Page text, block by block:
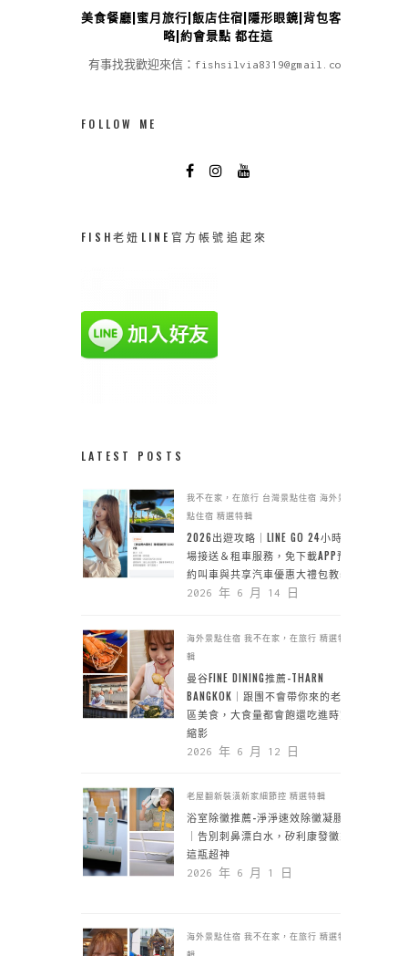
美食餐廳|蜜月旅行|飯店住宿|隱形眼鏡|背包客攻
略|約會景點 都在這
有事找我歡迎來信：fishsilvia8319@gmail.com
FOLLOW ME
FISH老妞LINE官方帳號追起來
LATEST POSTS
我不在家，在旅行 台灣景點住宿 海外景
點住宿 精選特輯
2026出遊攻略｜LINE GO 24小時機
場接送＆租車服務，免下載APP預
約叫車與共享汽車優惠大禮包教學
2026 年 6 月 14 日
海外景點住宿 我不在家，在旅行 精選特
輯
曼谷FINE DINING推薦-THARN
BANGKOK｜跟團不會帶你來的老城
區美食，大食量都會飽還吃進時空
縮影
2026 年 6 月 12 日
老屋翻新裝潢新家細節控 精選特輯
浴室除黴推薦-淨淨速效除黴凝膠
｜告別刺鼻漂白水，矽利康發黴靠
這瓶超神
2026 年 6 月 1 日
海外景點住宿 我不在家，在旅行 精選特